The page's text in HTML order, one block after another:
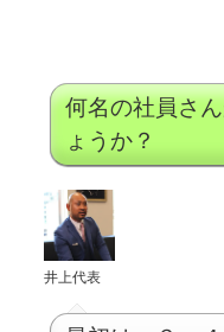
何名の社員さ
ょうか？
井上代表